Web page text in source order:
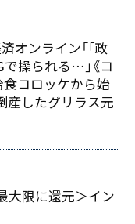
オンライン「｢政
で操られる…｣《コ
食コロッケから始
したグリラス元
大限に還元＞イン